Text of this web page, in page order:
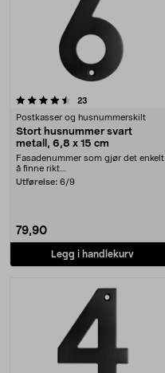
23
Postkasser og husnummerskilt
Stort husnummer svart
metall, 6,8 x 15 cm
Fasadenummer som gjør det enkelt
å finne rikt....
Utførelse: 6/9
79,90
Legg i handlekurv
4.5 av 5 stjerner